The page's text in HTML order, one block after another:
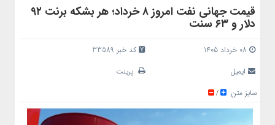
قیمت جهانی نفت امروز ۸ خرداد؛ هر بشکه برنت ۹۲
دلار و ۶۳ سنت
08 خرداد 1405
کد خبر 33589
ایمیل
پرینت
سایز متن
/